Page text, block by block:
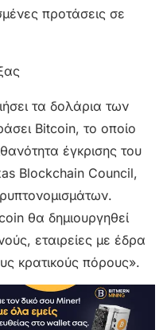
προτάσεις σε
τα δολάρια των
Bitcoin, το οποίο
έγκρισης του
Blockchain Council,
θα δημιουργηθεί
εταιρείες με έδρα
κρατικούς πόρους».